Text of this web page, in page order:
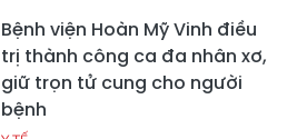
Bệnh viện Hoàn Mỹ Vinh điều
trị thành công ca đa nhân xơ,
giữ trọn tử cung cho người
bệnh